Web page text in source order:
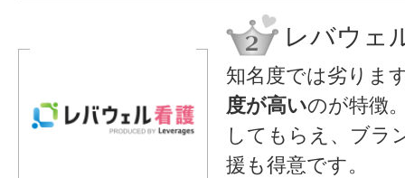
レバウェ
知名度では劣りま
度が高いのが特徴
してもらえ、ブラ
援も得意です。